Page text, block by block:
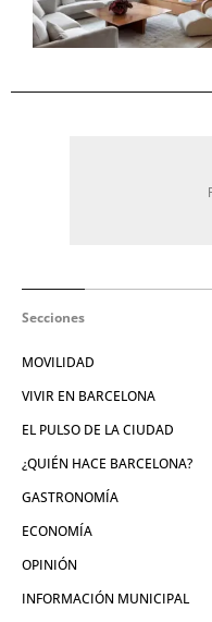
Secciones
MOVILIDAD
VIVIR EN BARCELONA
EL PULSO DE LA CIUDAD
¿QUIÉN HACE BARCELONA?
GASTRONOMÍA
ECONOMÍA
OPINIÓN
INFORMACIÓN MUNICIPAL